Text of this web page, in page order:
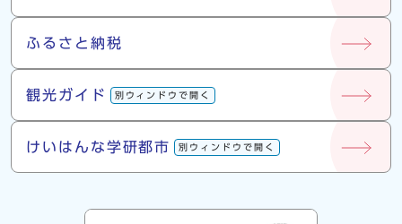
ふるさと納税
観光ガイド 別ウィンドウで開く
けいはんな学研都市 別ウィンドウで開く